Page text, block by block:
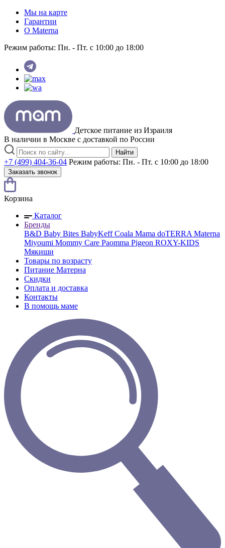
Мы на карте
Гарантии
O Materna
Режим работы: Пн. - Пт. с 10:00 до 18:00
Детское питание из Израиля
В наличии в Москве с доставкой по России
Найти
+7 (499) 404-36-04 Режим работы: Пн. - Пт. с 10:00 до 18:00
Заказать звонок
Корзина
Каталог
Бренды
B&D Baby Bites BabyKeffCoala Mama doTERRA Materna
Miyoumi Mommy Care Paomma Pigeon ROXY-KIDS
Мякиши
Товары по возрасту
Питание Матерна
Скидки
Оплата и доставка
Контакты
В помощь маме